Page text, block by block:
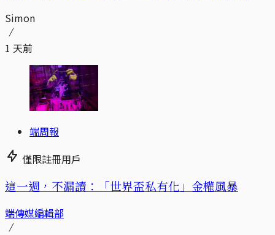
Simon
1 天前
端周報
僅限註冊用戶
這一週，不漏讀：「世界盃私有化」金權風暴
端傳媒編輯部